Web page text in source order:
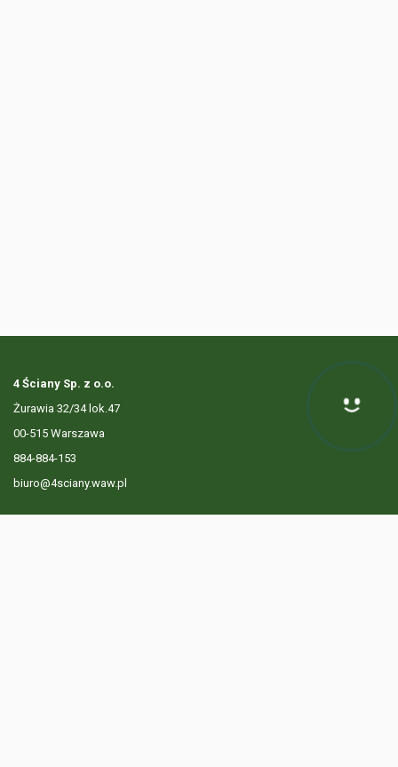
4 Ściany Sp. z o.o.
Żurawia 32/34 lok.47
00-515 Warszawa
884-884-153
biuro@4sciany.waw.pl